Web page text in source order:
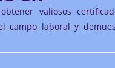
valiosos
campo laboral y